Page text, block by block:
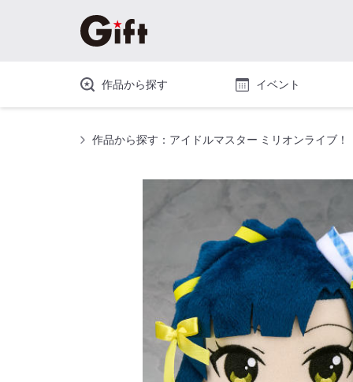
作品から探す イベント
作品から探す：アイドルマスター ミリオンライブ！